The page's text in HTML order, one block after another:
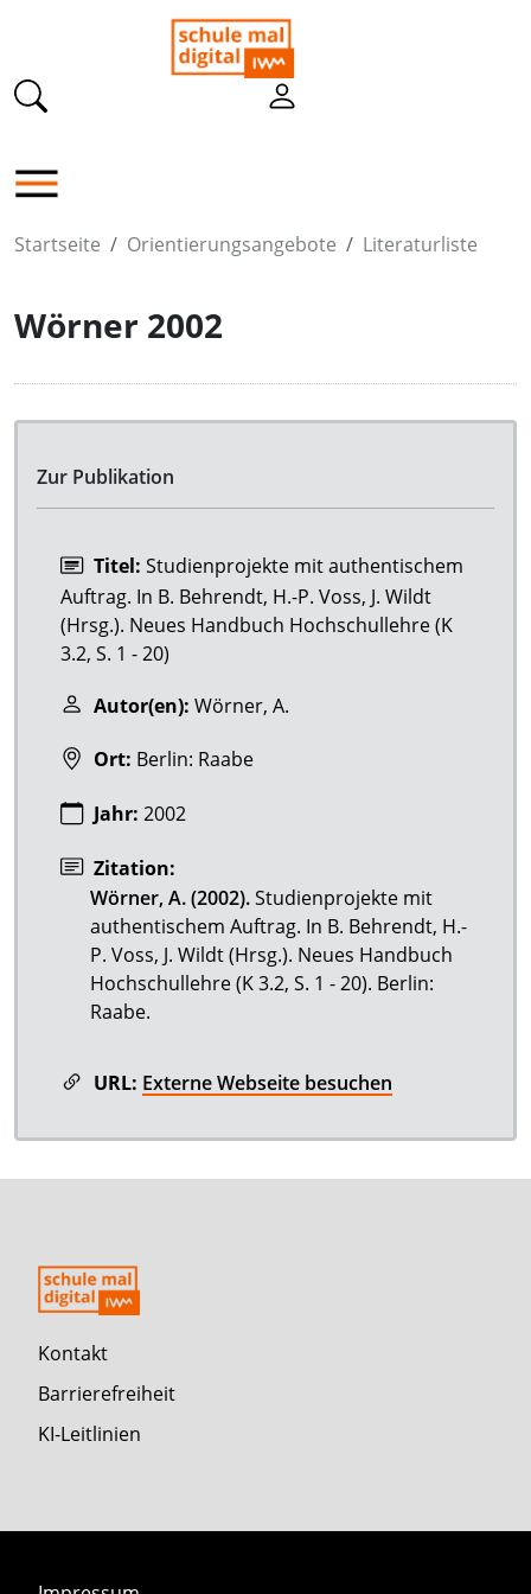
Startseite Orientierungsangebote Literaturliste
Wörner 2002
Zur Publikation
Titel: Studienprojekte mit authentischem
Auftrag. In B. Behrendt, H.-P. Voss, J. Wildt
(Hrsg.). Neues Handbuch Hochschullehre (K
3.2, S. 1 - 20)
Autor(en): Wörner, A.
Ort: Berlin: Raabe
Jahr: 2002
Zitation:
Wörner, A. (2002).Studienprojekte mit
authentischem Auftrag. In B. Behrendt, H.-
P. Voss, J. Wildt (Hrsg.). Neues Handbuch
Hochschullehre (K 3.2, S. 1 - 20). Berlin:
Raabe.
URL: Externe Webseite besuchen
Kontakt
Barrierefreiheit
KI-Leitlinien